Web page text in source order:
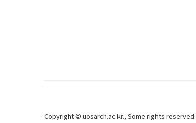
Copyright © uosarch.ac.kr., Some rights reserved.